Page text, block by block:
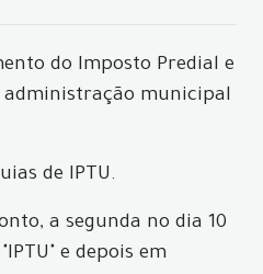
do Imposto Predial e
administração municipal
de IPTU.
a segunda no dia 10
e depois em